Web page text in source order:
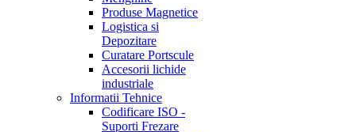
Produse Magnetice
Logistica si
Depozitare
Curatare Portscule
Accesorii lichide
industriale
Informatii Tehnice
Codificare ISO -
Suporti Frezare